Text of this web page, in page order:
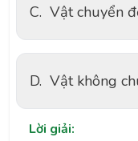
C. Vật chuyển
D. Vật không
Lời giải: